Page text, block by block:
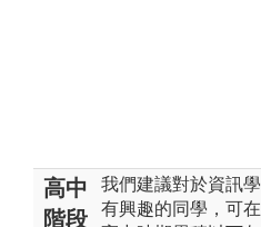
高中
階段
我們建議對於資訊學
有興趣的同學，可在